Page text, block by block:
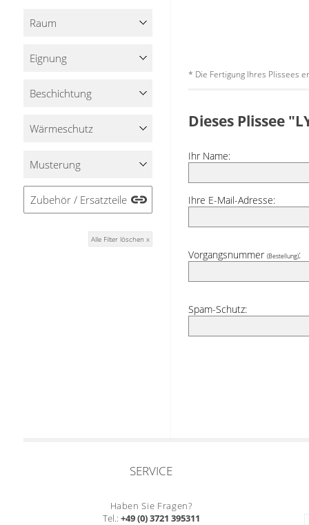
Raum
Eignung
Beschichtung
Wärmeschutz
Musterung
Zubehör / Ersatzteile
Alle Filter löschen x
* Die Fertigung Ihres Plissees
Dieses Plissee
Ihr Name:
Ihre E-Mail-Adresse:
Vorgangsnummer(Bestellung):
Spam-Schutz:
SERVICE
Haben Sie Fragen?
Tel.: +49 (0) 3721 395311